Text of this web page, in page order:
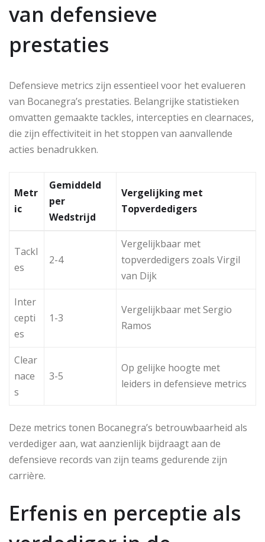
van defensieve
prestaties
Defensieve metrics zijn essentieel voor het evalueren
van Bocanegra’s prestaties. Belangrijke statistieken
omvatten gemaakte tackles, intercepties en clearnaces,
die zijn effectiviteit in het stoppen van aanvallende
acties benadrukken.
Metr
ic
Gemiddeld
per
Wedstrijd
Vergelijking met
Topverdedigers
Tackl
es
2-4
Vergelijkbaar met
topverdedigers zoals Virgil
van Dijk
Inter
cepti
es
1-3
Vergelijkbaar met Sergio
Ramos
Clear
nace
s
3-5
Op gelijke hoogte met
leiders in defensieve metrics
Deze metrics tonen Bocanegra’s betrouwbaarheid als
verdediger aan, wat aanzienlijk bijdraagt aan de
defensieve records van zijn teams gedurende zijn
carrière.
Erfenis en perceptie als